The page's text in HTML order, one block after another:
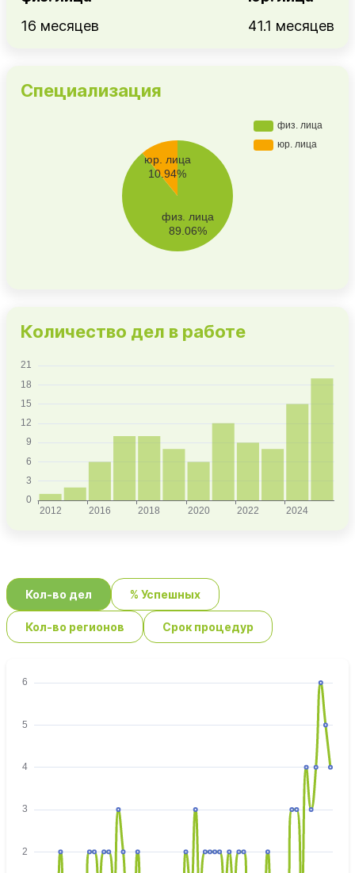
16 месяцев
41.1 месяцев
Специализация
Количество дел в работе
Кол-во дел % Успешных
Кол-во регионов Срок процедур